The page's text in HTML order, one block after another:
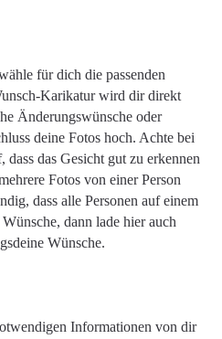
für dich die passenden
Karikatur wird dir direkt
Änderungswünsche oder
deine Fotos hoch. Achte bei
das Gesicht gut zu erkennen
Fotos von einer Person
dass alle Personen auf einem
dann lade hier auch
Wünsche.
Informationen von dir